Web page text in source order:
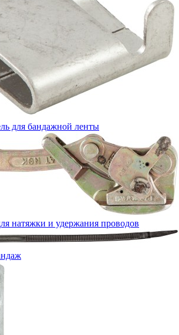
для бандажной ленты
натяжки и удержания проводов